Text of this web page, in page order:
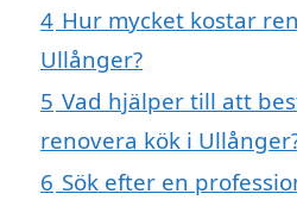
4 Hur mycket kostar
Ullånger?
5 Vad hjälper till att
renovera kök i
6 Sök efter en